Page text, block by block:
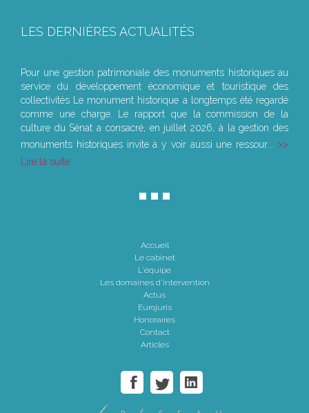
LES DERNIÈRES ACTUALITÉS
Pour une gestion patrimoniale des monuments historiques au
service du développement économique et touristique des
collectivités Le monument historique a longtemps été regardé
comme une charge. Le rapport que la commission de la
culture du Sénat a consacré, en juillet 2026, à la gestion des
monuments historiques invite à y voir aussi une ressour...
Lire la suite
Accueil
Le cabinet
L'équipe
Les domaines d'intervention
Actus
Eurojuris
Honoraires
Contact
Articles